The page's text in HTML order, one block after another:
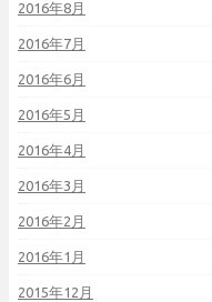
2016年8月
2016年7月
2016年6月
2016年5月
2016年4月
2016年3月
2016年2月
2016年1月
2015年12月